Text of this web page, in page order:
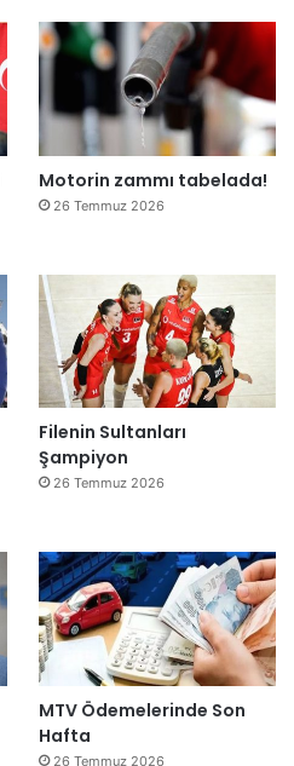
Motorin zammı tabelada!
26 Temmuz 2026
Filenin Sultanları
Şampiyon
26 Temmuz 2026
MTV Ödemelerinde Son
Hafta
26 Temmuz 2026